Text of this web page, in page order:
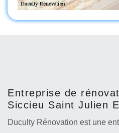
Entreprise de
Siccieu Saint Julien
Duculty Rénovation est une